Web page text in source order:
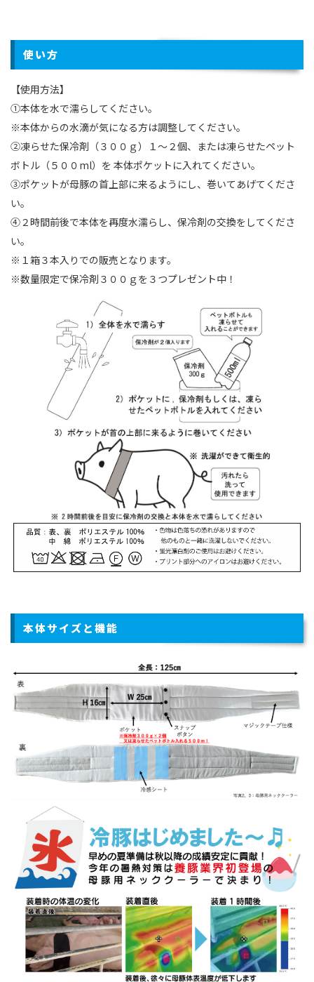
使い方
【使用方法】
①本体を水で濡らしてください。
※本体からの水滴が気になる方は調整してください。
②凍らせた保冷剤（３００ｇ）１〜２個、または凍らせたペット
ボトル（５００ml）を 本体ポケットに入れてください。
③ポケットが母豚の首上部に来るようにし、巻いてあげてくださ
い。
④２時間前後で本体を再度水濡らし、保冷剤の交換をしてくださ
い。
※１箱３本入りでの販売となります。
※数量限定で保冷剤３００ｇを３つプレゼント中！
本体サイズと機能